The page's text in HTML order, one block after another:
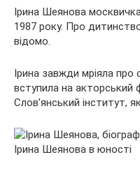
Ірина Шеянова
1987 року. Про
відомо.
Ірина завжди мріяла про
вступила на акторський
Слов’янський інститут,
Ірина Шеянова в юності